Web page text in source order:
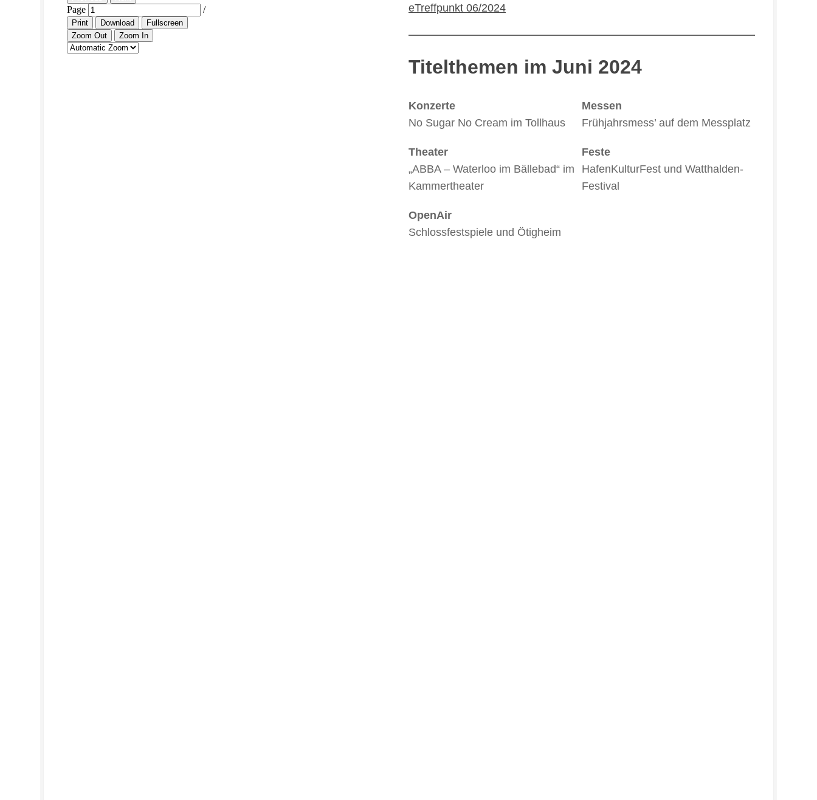
eTreffpunkt 06/2024
Titelthemen im Juni 2024
Konzerte
No Sugar No Cream im Tollhaus
Theater
„ABBA – Waterloo im Bällebad“ im
Kammertheater
OpenAir
Schlossfestspiele und Ötigheim
Messen
Frühjahrsmess’ auf dem Messplatz
Feste
HafenKulturFest und Watthalden-
Festival